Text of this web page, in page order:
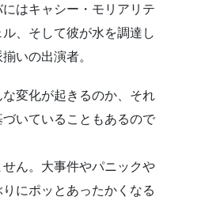
はキャシー・モリアリテ
、そして彼が水を調達し
いの出演者。
変化が起きるのか、それ
いていることもあるので
ん。大事件やパニックや
にポッとあったかくなる